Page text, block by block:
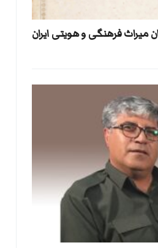
میراث فرهنگی و هویتی ایران